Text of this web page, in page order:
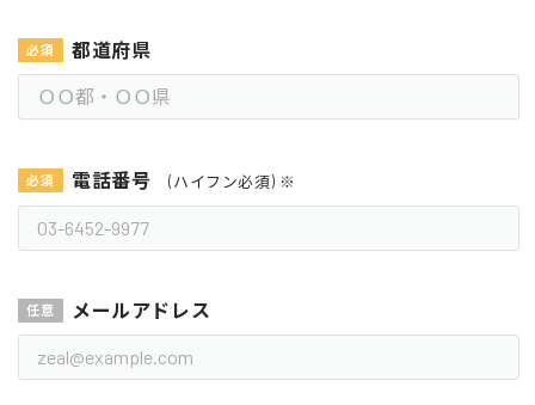
都道府県
電話番号 (ハイフン必須) ※
メールアドレス